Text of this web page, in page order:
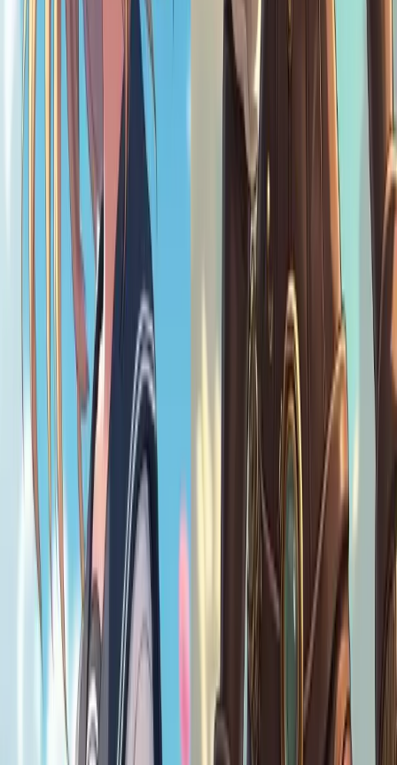
Absolument ! Utilisez vos personnages loli générés par l'IA pour des
photos de profil mignonnes, des photos de couverture ou des posts à
thème sur Instagram, TikTok, Discord et bien plus encore.
Combien de temps faut-il pour générer Loli Art ?
C'est super rapide ! Vous obtiendrez votre œuvre d'art loli complète
et de haute qualité quelques secondes après avoir saisi votre message
et sélectionné vos paramètres.
L'outil Vheer Loli AI est-il gratuit ?
Oui ! L'utilisation de notre outil est entièrement gratuite. Pas de frais
cachés, pas d'abonnement ! Il te suffit de saisir tes idées et de créer
de magnifiques œuvres d'art loli quand tu le souhaites.
Puis-je personnaliser ma création Loli Art ?